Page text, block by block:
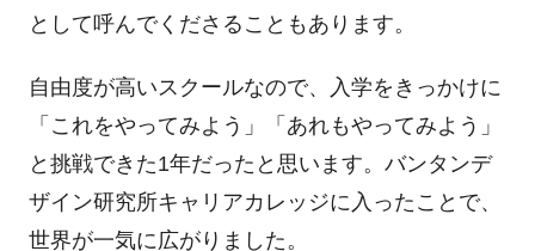
として呼んでくださることもあります。
自由度が高いスクールなので、入学をきっかけに
「これをやってみよう」「あれもやってみよう」
と挑戦できた1年だったと思います。バンタンデ
ザイン研究所キャリアカレッジに入ったことで、
世界が一気に広がりました。